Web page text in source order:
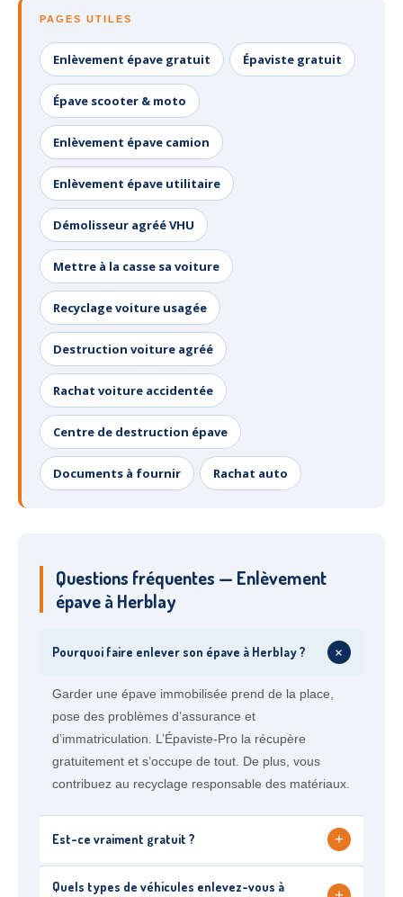
PAGES UTILES
Enlèvement épave gratuit Épaviste gratuit
Épave scooter & moto
Enlèvement épave camion
Enlèvement épave utilitaire
Démolisseur agréé VHU
Mettre à la casse sa voiture
Recyclage voiture usagée
Destruction voiture agréé
Rachat voiture accidentée
Centre de destruction épave
Documents à fournir Rachat auto
Questions fréquentes — Enlèvement
épave à Herblay
Pourquoi faire enlever son épave à Herblay ? +
Garder une épave immobilisée prend de la place,
pose des problèmes d’assurance et
d’immatriculation. L’Épaviste-Pro la récupère
gratuitement et s’occupe de tout. De plus, vous
contribuez au recyclage responsable des matériaux.
Est-ce vraiment gratuit ? +
Quels types de véhicules enlevez-vous à